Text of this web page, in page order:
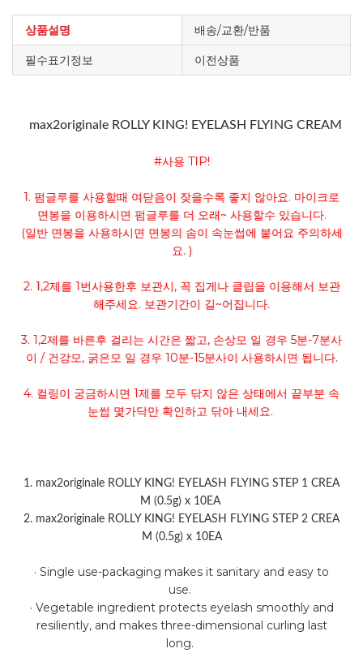
상품설명 배송/교환/반품
필수표기정보 이전상품
max2originale ROLLY KING! EYELASH FLYING CREAM
#사용 TIP!
1. 펌글루를 사용할때 여닫음이 잦을수록 좋지 않아요. 마이크로
면봉을 이용하시면 펌글루를 더 오래~ 사용할수 있습니다.
(일반 면봉을 사용하시면 면봉의 솜이 속눈썹에 붙어요 주의하세
요. )
2. 1,2제를 1번사용한후 보관시, 꼭 집게나 클립을 이용해서 보관
해주세요. 보관기간이 길~어집니다.
3. 1,2제를 바른후 걸리는 시간은 짧고, 손상모 일 경우 5분-7분사
이 / 건강모, 굵은모 일 경우 10분-15분사이 사용하시면 됩니다.
4. 컬링이 궁금하시면 1제를 모두 닦지 않은 상태에서 끝부분 속
눈썹 몇가닥만 확인하고 닦아 내세요.
1. max2originale ROLLY KING! EYELASH FLYING STEP 1 CREA
M (0.5g) x 10EA
2. max2originale ROLLY KING! EYELASH FLYING STEP 2 CREA
M (0.5g) x 10EA
· Single use-packaging makes it sanitary and easy to
use.
· Vegetable ingredient protects eyelash smoothly and
resiliently, and makes three-dimensional curling last
long.